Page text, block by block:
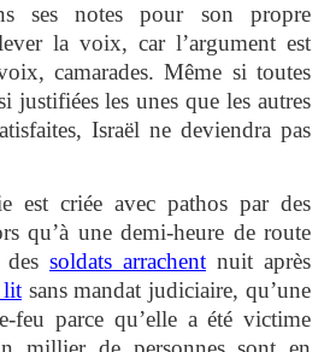
ses notes pour son propre
la voix, car l’argument est
camarades. Même si toutes
justifiées les unes que les autres
Israël ne deviendra pas
est criée avec pathos par des
qu’à une demi-heure de route
soldats arrachent nuit après
litsans mandat judiciaire, qu’une
feu parce qu’elle a été victime